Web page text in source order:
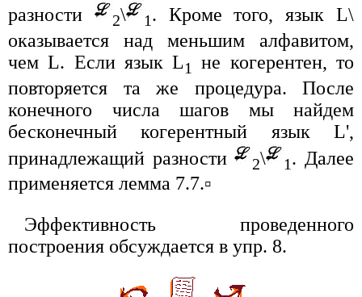
разности
2\ 1. Кроме того, язык L\
оказывается над меньшим алфавитом,
чем L. Если язык L1
не когерентен, то
повторяется та же процедура. После
конечного числа шагов мы найдем
бесконечный когерентный язык L',
принадлежащий разности
2\ 1. Далее
применяется лемма 7.7.▫
Эффективность проведенного
построения обсуждается в упр. 8.